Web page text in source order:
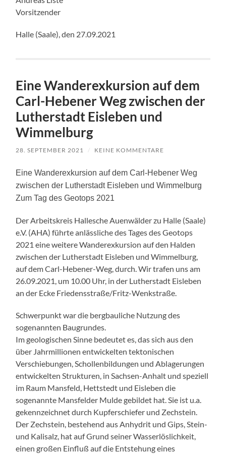
Vorsitzender
Halle (Saale), den 27.09.2021
Eine Wanderexkursion auf dem
Carl-Hebener Weg zwischen der
Lutherstadt Eisleben und
Wimmelburg
28. SEPTEMBER 2021 / KEINE KOMMENTARE
Eine Wanderexkursion auf dem Carl-Hebener Weg
zwischen der Lutherstadt Eisleben und Wimmelburg
Zum Tag des Geotops 2021
Der Arbeitskreis Hallesche Auenwälder zu Halle (Saale)
e.V. (AHA) führte anlässliche des Tages des Geotops
2021 eine weitere Wanderexkursion auf den Halden
zwischen der Lutherstadt Eisleben und Wimmelburg,
auf dem Carl-Hebener-Weg, durch. Wir trafen uns am
26.09.2021, um 10.00 Uhr, in der Lutherstadt Eisleben
an der Ecke Friedensstraße/Fritz-Wenkstraße.
Schwerpunkt war die bergbauliche Nutzung des
sogenannten Baugrundes.
Im geologischen Sinne bedeutet es, das sich aus den
über Jahrmillionen entwickelten tektonischen
Verschiebungen, Schollenbildungen und Ablagerungen
entwickelten Strukturen, in Sachsen-Anhalt und speziell
im Raum Mansfeld, Hettstedt und Eisleben die
sogenannte Mansfelder Mulde gebildet hat. Sie ist u.a.
gekennzeichnet durch Kupferschiefer und Zechstein.
Der Zechstein, bestehend aus Anhydrit und Gips, Stein-
und Kalisalz, hat auf Grund seiner Wasserlöslichkeit,
einen großen Einfluß auf die Entstehung eines